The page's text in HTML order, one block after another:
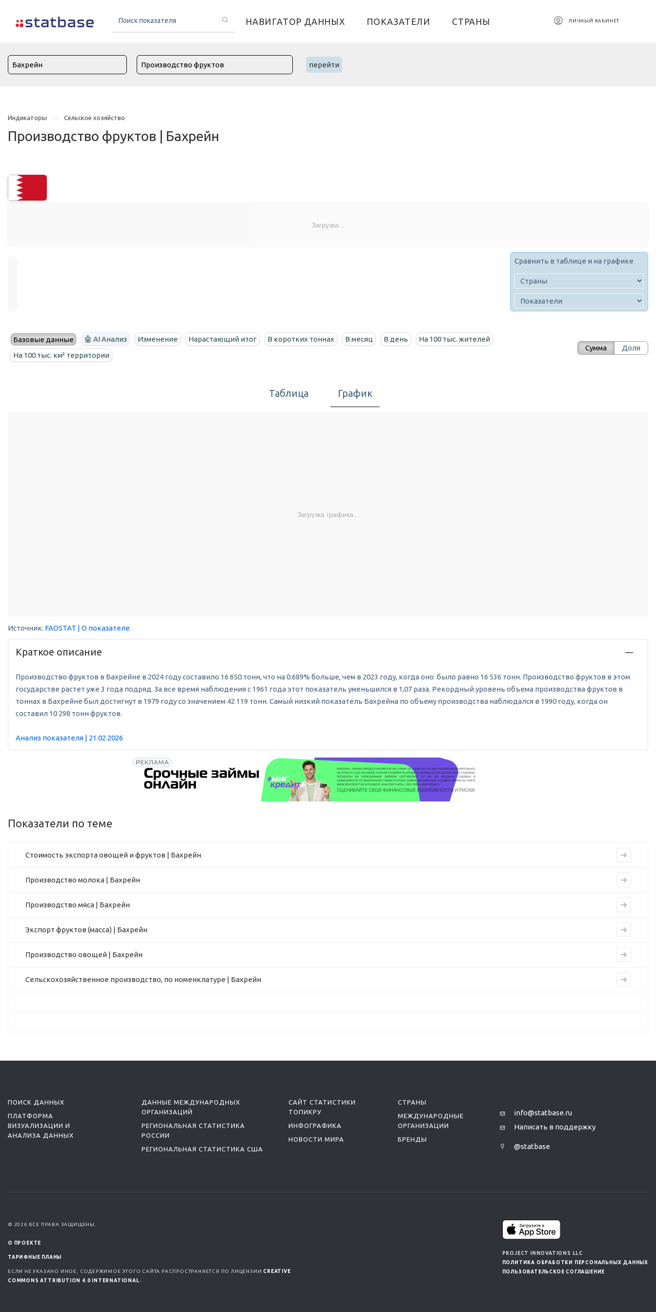
НАВИГАТОР ДАННЫХ ПОКАЗАТЕЛИ СТРАНЫ ЛИЧНЫЙ КАБИНЕТ
перейти
Индикаторы Сельское хозяйство
Производство фруктов | Бахрейн
Загрузка...
Сравнить в таблице и на графике
Базовые данные 🤖 AI Анализ Изменение Нарастающий итог В коротких тоннах В месяц В день
На 100 тыс. жителей
На 100 тыс. км² территории
Сумма Доля
Таблица График
Загрузка графика...
Источник: FAOSTAT | О показателе
Краткое описание
Производство фруктов в Бахрейне в 2024 году составило 16 650 тонн, что на 0.689% больше, чем в 2023 году, когда оно было равно 16 536 тонн. Производство фруктов в этом
государстве растет уже 3 года подряд. За все время наблюдения с 1961 года этот показатель уменьшился в 1,07 раза. Рекордный уровень объема производства фруктов в
тоннах в Бахрейне был достигнут в 1979 году со значением 42 119 тонн. Самый низкий показатель Бахрейна по объему производства наблюдался в 1990 году, когда он
составил 10 298 тонн фруктов.
Анализ показателя | 21.02.2026
Показатели по теме
Стоимость экспорта овощей и фруктов | Бахрейн
Производство молока | Бахрейн
Производство мяса | Бахрейн
Экспорт фруктов (масса) | Бахрейн
Производство овощей | Бахрейн
Сельскохозяйственное производство, по номенклатуре | Бахрейн
ПОИСК ДАННЫХ
ПЛАТФОРМА
ВИЗУАЛИЗАЦИИ И
АНАЛИЗА ДАННЫХ
ДАННЫЕ МЕЖДУНАРОДНЫХ
ОРГАНИЗАЦИЙ
РЕГИОНАЛЬНАЯ СТАТИСТИКА
РОССИИ
РЕГИОНАЛЬНАЯ СТАТИСТИКА США
САЙТ СТАТИСТИКИ
ТОПИКРУ
ИНФОГРАФИКА
НОВОСТИ МИРА
СТРАНЫ
МЕЖДУНАРОДНЫЕ
ОРГАНИЗАЦИИ
БРЕНДЫ
info@statbase.ru
Написать в поддержку
@statbase
PROJECT INNOVATIONS LLC
ПОЛИТИКА ОБРАБОТКИ ПЕРСОНАЛЬНЫХ ДАННЫХ
ПОЛЬЗОВАТЕЛЬСКОЕ СОГЛАШЕНИЕ
© 2026 ВСЕ ПРАВА ЗАЩИЩЕНЫ.
О ПРОЕКТЕ
ТАРИФНЫЕ ПЛАНЫ
ЕСЛИ НЕ УКАЗАНО ИНОЕ, СОДЕРЖИМОЕ ЭТОГО САЙТА РАСПРОСТРАНЯЕТСЯ ПО ЛИЦЕНЗИИ CREATIVE
COMMONS ATTRIBUTION 4.0 INTERNATIONAL.